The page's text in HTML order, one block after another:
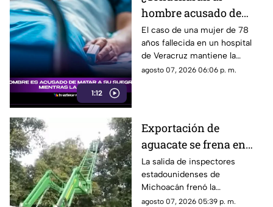
1:12
hombre acusado de
MATAR a su suegra
mientras la cuidaba en
un hospital de
Veracruz? Esto se sabe
El caso de una mujer de 78
años fallecida en un hospital
de Veracruz mantiene la
atención, mientras se analiza
agosto 07, 2026 06:06 p. m.
Exportación de
aguacate se frena en
Michoacán tras salida
de inspectores de
Estados Unidos
La salida de inspectores
estadounidenses de
Michoacán frenó la
exportación de aguacate y
agosto 07, 2026 05:39 p. m.